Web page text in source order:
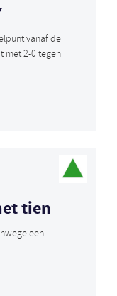
vanaf de
met 2-0 tegen
tien
een